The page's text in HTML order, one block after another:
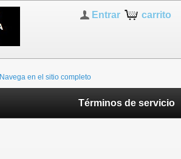
carrito
Entrar
Navega en el sitio completo
Términos de servicio